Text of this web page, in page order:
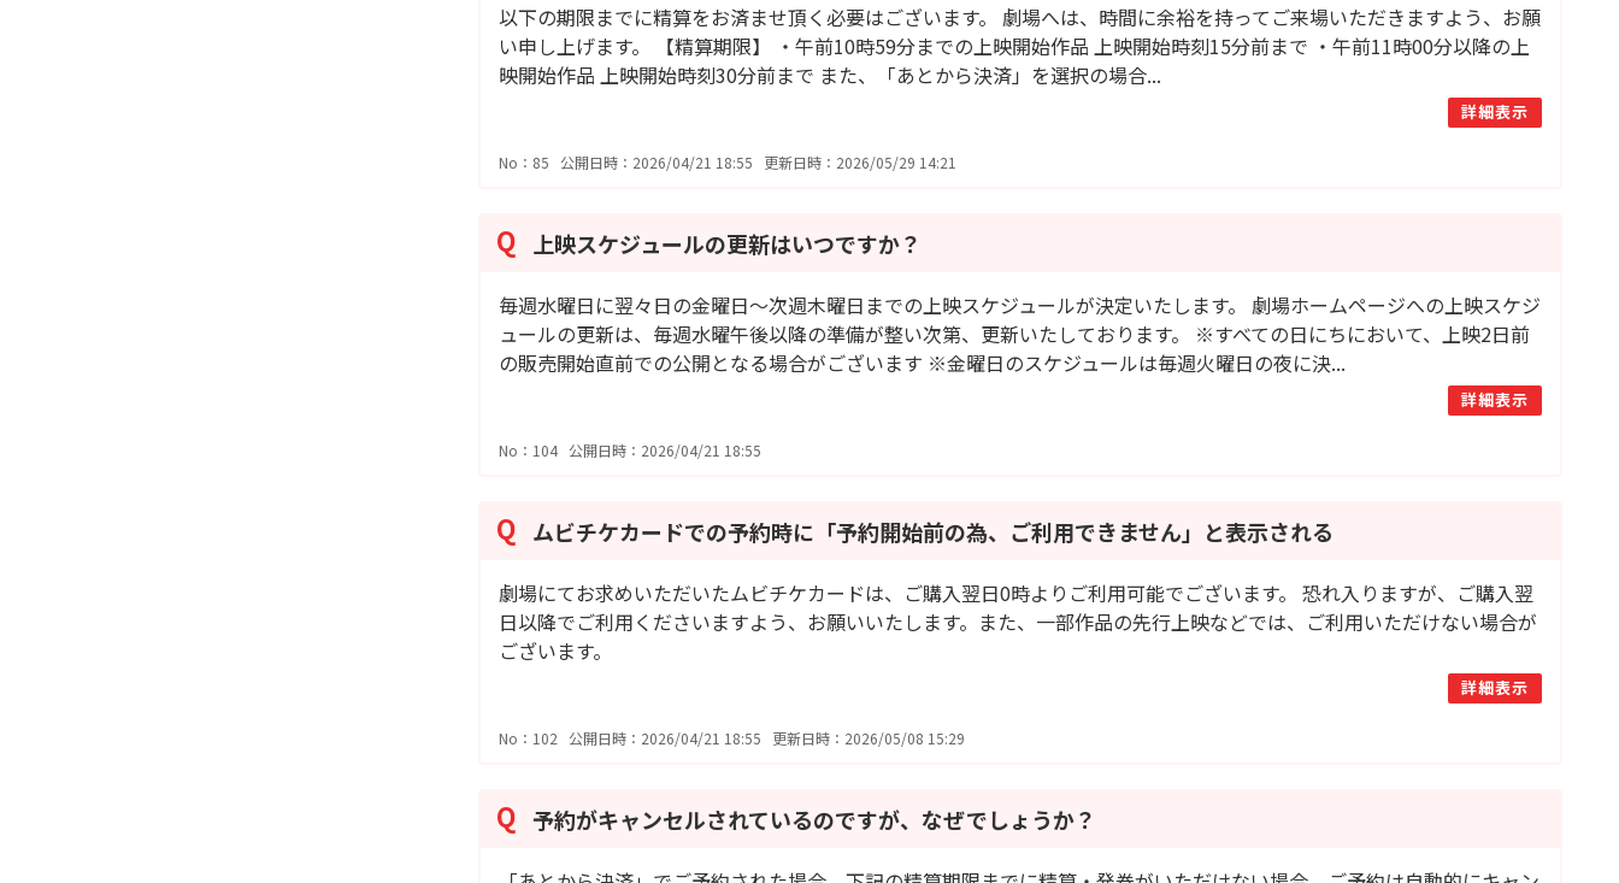
以下の期限までに精算をお済ませ頂く必要はございます。 劇場へは、時間に余裕を持ってご来場いただきますよう、お願
い申し上げます。 【精算期限】 ・午前10時59分までの上映開始作品 上映開始時刻15分前まで ・午前11時00分以降の上
映開始作品 上映開始時刻30分前まで また、「あとから決済」を選択の場合...
詳細表示
No：85 公開日時：2026/04/21 18:55 更新日時：2026/05/29 14:21
上映スケジュールの更新はいつですか？
毎週水曜日に翌々日の金曜日～次週木曜日までの上映スケジュールが決定いたします。 劇場ホームページへの上映スケジ
ュールの更新は、毎週水曜午後以降の準備が整い次第、更新いたしております。 ※すべての日にちにおいて、上映2日前
の販売開始直前での公開となる場合がございます ※金曜日のスケジュールは毎週火曜日の夜に決...
詳細表示
No：104 公開日時：2026/04/21 18:55
ムビチケカードでの予約時に「予約開始前の為、ご利用できません」と表示される
劇場にてお求めいただいたムビチケカードは、ご購入翌日0時よりご利用可能でございます。 恐れ入りますが、ご購入翌
日以降でご利用くださいますよう、お願いいたします。また、一部作品の先行上映などでは、ご利用いただけない場合が
ございます。
詳細表示
No：102 公開日時：2026/04/21 18:55 更新日時：2026/05/08 15:29
予約がキャンセルされているのですが、なぜでしょうか？